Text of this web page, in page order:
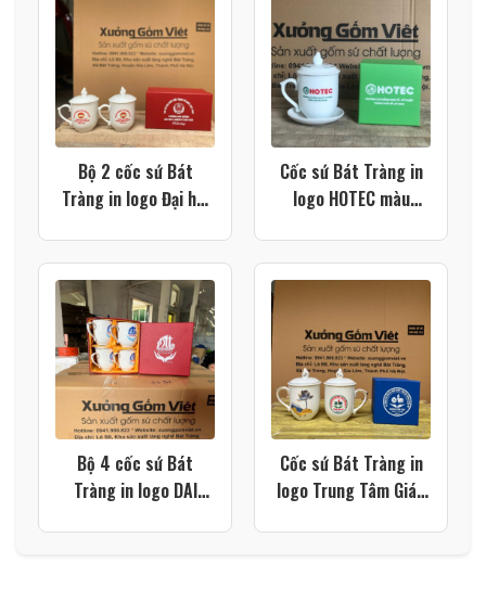
Bộ 2 cốc sứ Bát
Tràng in logo Đại hội
Phường Hoài Hương
màu trắng dáng ngọn
lửa có nắp XG-LS216
Cốc sứ Bát Tràng in
logo HOTEC màu
XG-LS213
Bộ 4 cốc sứ Bát
Tràng in logo DAI
Cốc sứ Bát Tràng in
logo Trung Tâm Giáo